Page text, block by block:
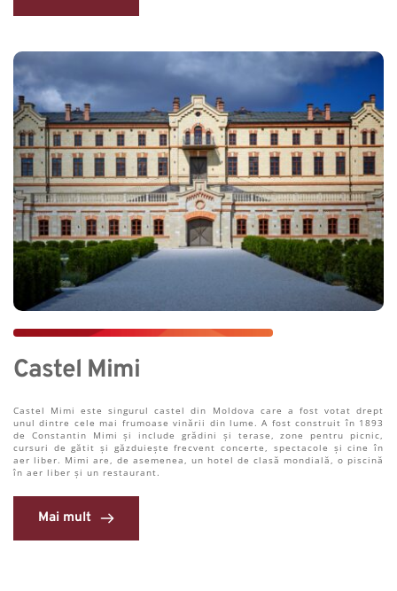
Castel Mimi
Castel Mimi este singurul castel din Moldova care a fost votat drept
unul dintre cele mai frumoase vinării din lume. A fost construit în 1893
de Constantin Mimi și include grădini și terase, zone pentru picnic,
cursuri de gătit și găzduiește frecvent concerte, spectacole și cine în
aer liber. Mimi are, de asemenea, un hotel de clasă mondială, o piscină
în aer liber și un restaurant.
Mai mult